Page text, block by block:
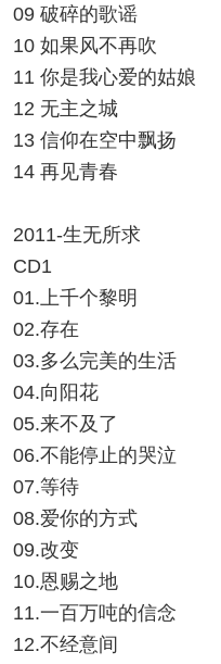
09 破碎的歌谣
10 如果风不再吹
11 你是我心爱的姑娘
12 无主之城
13 信仰在空中飘扬
14 再见青春
2011-生无所求
CD1
01.上千个黎明
02.存在
03.多么完美的生活
04.向阳花
05.来不及了
06.不能停止的哭泣
07.等待
08.爱你的方式
09.改变
10.恩赐之地
11.一百万吨的信念
12.不经意间